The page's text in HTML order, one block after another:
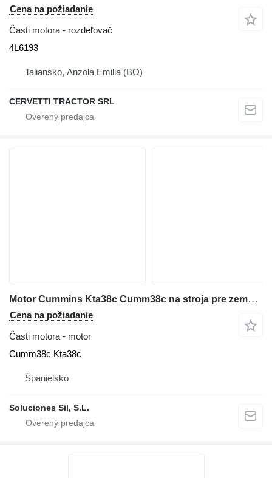
Cena na požiadanie
Časti motora - rozdeľovač
4L6193
Taliansko, Anzola Emilia (BO)
CERVETTI TRACTOR SRL
Motor Cummins Kta38c Cumm38c na stroja pre zemné práce Cummins
Cena na požiadanie
Časti motora - motor
Cumm38c Kta38c
Španielsko
Soluciones Sil, S.L.